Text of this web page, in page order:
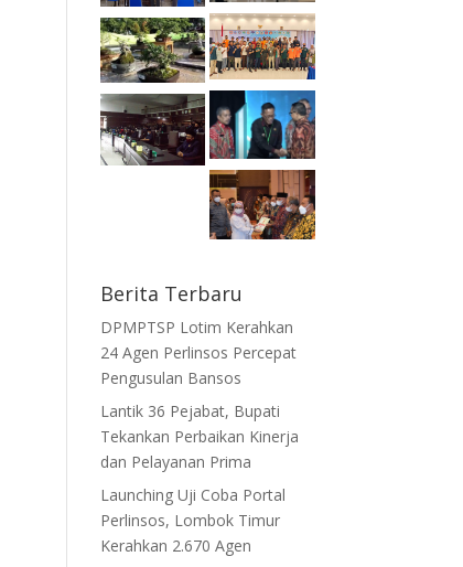
Berita Terbaru
DPMPTSP Lotim Kerahkan
24 Agen Perlinsos Percepat
Pengusulan Bansos
Lantik 36 Pejabat, Bupati
Tekankan Perbaikan Kinerja
dan Pelayanan Prima
Launching Uji Coba Portal
Perlinsos, Lombok Timur
Kerahkan 2.670 Agen